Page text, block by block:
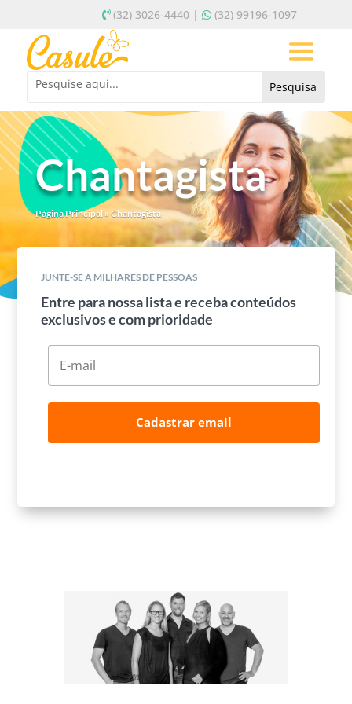
(32) 3026-4440 | (32) 99196-1097
Chantagista
Página Principal» Chantagista
JUNTE-SE A MILHARES DE PESSOAS
Entre para nossa lista e receba conteúdos
exclusivos e com prioridade
Cadastrar email